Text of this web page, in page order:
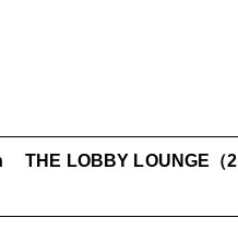
THE LOBBY LOUNGE（2